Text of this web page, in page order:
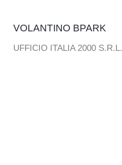
VOLANTINO BPARK
UFFICIO ITALIA 2000 S.R.L.